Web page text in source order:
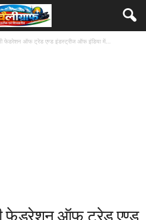
फेडरेशन ऑफ ट्रेड एण्ड इंडस्ट्रीज ऑफ इंडिया में...
फेडरेशन ऑफ ट्रेड एण्ड